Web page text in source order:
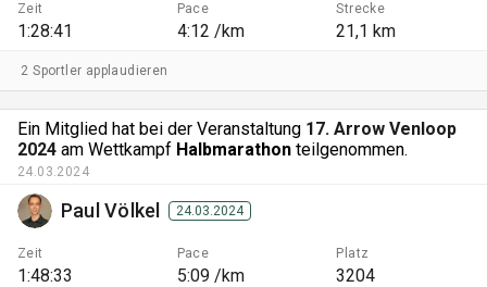
Zeit
1:28:41
Pace
4:12 /km
Strecke
21,1 km
2 Sportler applaudieren
Ein Mitglied hat bei der Veranstaltung 17. Arrow Venloop
2024 am Wettkampf Halbmarathon teilgenommen.
24.03.2024
Paul Völkel 24.03.2024
Zeit
1:48:33
Pace
5:09 /km
Platz
3204